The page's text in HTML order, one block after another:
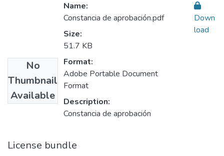
No
Thumbnail
Available
Name:
Constancia de aprobación.pdf
Size:
51.7 KB
Format:
Adobe Portable Document
Format
Description:
Constancia de aprobación
Down
load
License bundle